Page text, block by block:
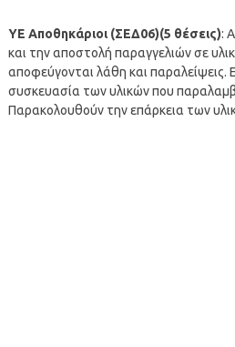
ΥΕ Αποθηκάριοι (ΣEΔ06)(5 θέσεις):
και την αποστολή παραγγελιών σε
αποφεύγονται λάθη και παραλείψεις.
συσκευασία των υλικών που
Παρακολουθούν την επάρκεια των